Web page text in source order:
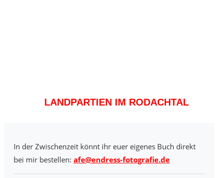
LANDPARTIEN IM RODACHTAL
In der Zwischenzeit könnt ihr euer eigenes Buch direkt
bei mir bestellen: afe@endress-fotografie.de